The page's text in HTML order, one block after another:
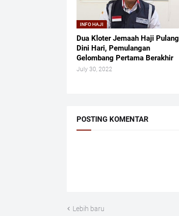
INFO HAJI
Dua Kloter Jemaah Haji Pulang
Dini Hari, Pemulangan
Gelombang Pertama Berakhir
July 30, 2022
POSTING KOMENTAR
Lebih baru